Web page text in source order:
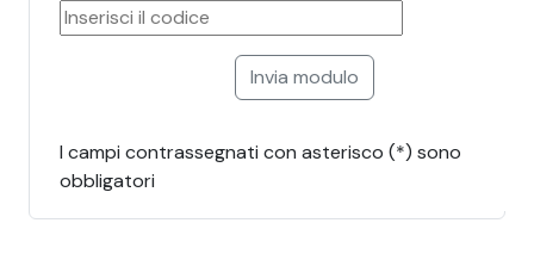
I campi contrassegnati con asterisco (*) sono
obbligatori